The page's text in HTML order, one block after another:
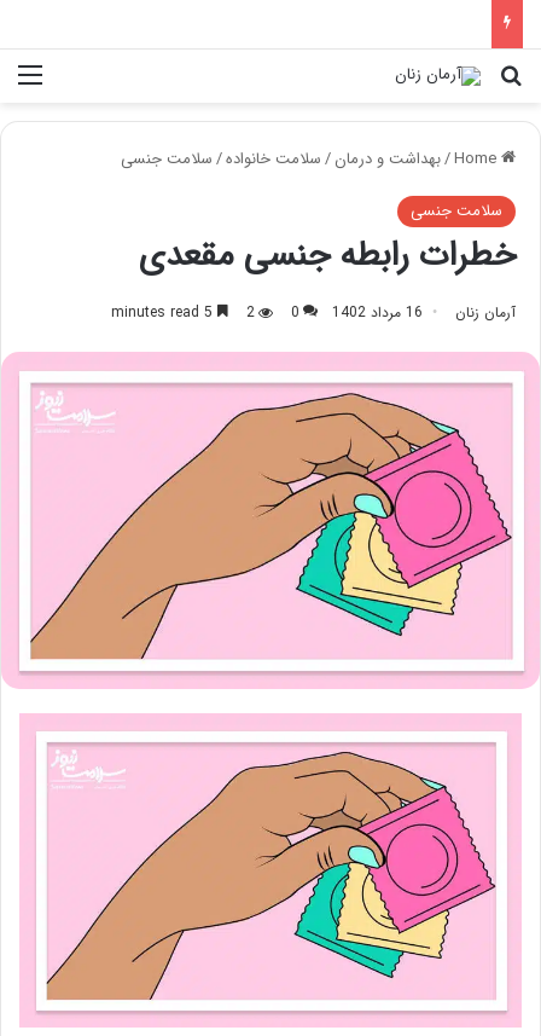
Search for
/بهداشت و درمان/سلامت خانواده/سلامت جنسی
سلامت جنسی
خطرات رابطه جنسی مقعدی
آرمان زنان 16 مرداد 1402 0
2